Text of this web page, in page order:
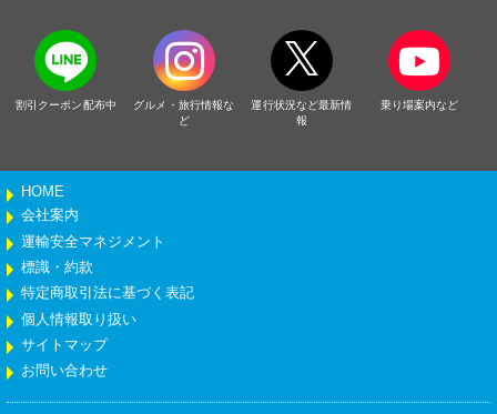
割引クーポン配布中
グルメ・旅行情報な
ど
運行状況など最新情
報
乗り場案内など
HOME
会社案内
運輸安全マネジメント
標識・約款
特定商取引法に基づく表記
個人情報取り扱い
サイトマップ
お問い合わせ